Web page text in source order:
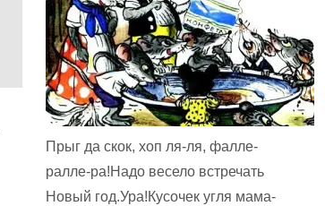
Прыг да скок, хоп ля-ля, фалле-
ралле-ра!Надо весело встречать
Новый год.Ура!Кусочек угля мама-